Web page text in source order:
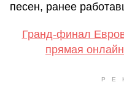
песен, ранее
Гранд-финал
прямая